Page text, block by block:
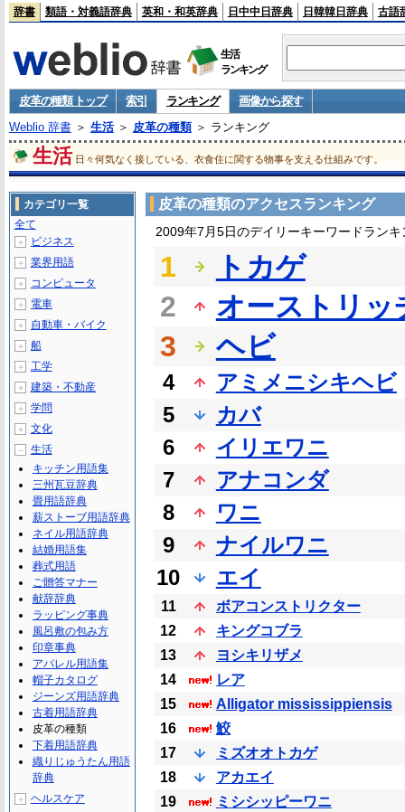
辞書 類語・対義語辞典 英和・和英辞典 日中中日辞典 日韓韓日辞典 古語
生活
ランキング
皮革の種類 トップ 索引 ランキング
画像から探す
Weblio 辞書＞ 生活＞ 皮革の種類＞ ランキング
生活 日々何気なく接している、衣食住に関する物事を支える仕組みです。
皮革の種類のアクセスランキング
2009年7月5日のデイリーキーワードランキ
1
トカゲ
2
オーストリッ
3
ヘビ
4
アミメニシキヘビ
5
カバ
6
イリエワニ
7
アナコンダ
8
ワニ
9
ナイルワニ
10
エイ
11
ボアコンストリクター
12
キングコブラ
13
ヨシキリザメ
14
レア
15
Alligator mississippiensis
16
鮫
17
ミズオオトカゲ
18
アカエイ
19
ミシシッピーワニ
カテゴリ一覧
全て
＋ ビジネス
＋ 業界用語
＋ コンピュータ
＋ 電車
＋ 自動車・バイク
＋ 船
＋ 工学
＋ 建築・不動産
＋ 学問
＋ 文化
－
生活
キッチン用語集
三州瓦豆辞典
畳用語辞典
薪ストーブ用語辞典
ネイル用語辞典
結婚用語集
葬式用語
ご贈答マナー
献辞辞典
ラッピング事典
風呂敷の包み方
印章事典
アパレル用語集
帽子カタログ
ジーンズ用語辞典
古着用語辞典
皮革の種類
下着用語辞典
織りじゅうたん用語
辞典
＋ ヘルスケア